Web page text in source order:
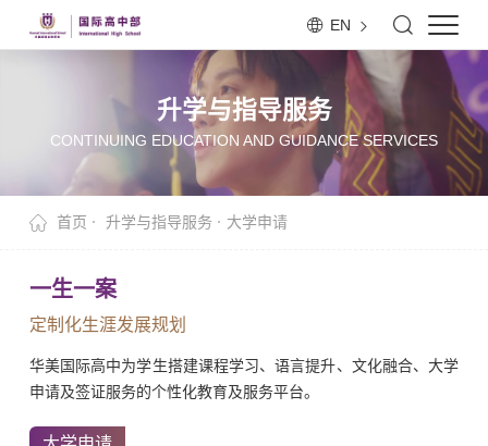
EN
升学与指导服务
CONTINUING EDUCATION AND GUIDANCE SERVICES
首页 升学与指导服务 大学申请
一生一案
定制化生涯发展规划
华美国际高中为学生搭建课程学习、语言提升、文化融合、大学
申请及签证服务的个性化教育及服务平台。